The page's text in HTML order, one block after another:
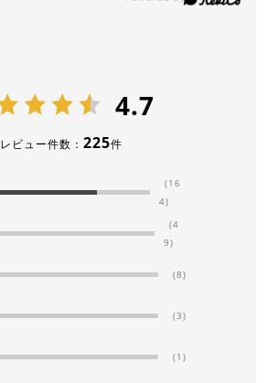
4.7
レビュー件数： 225件
(16
4)
(4
9)
(8)
(3)
(1)